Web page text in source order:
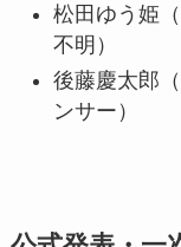
松田ゆう姫
不明）
後藤慶太郎
ンサー）